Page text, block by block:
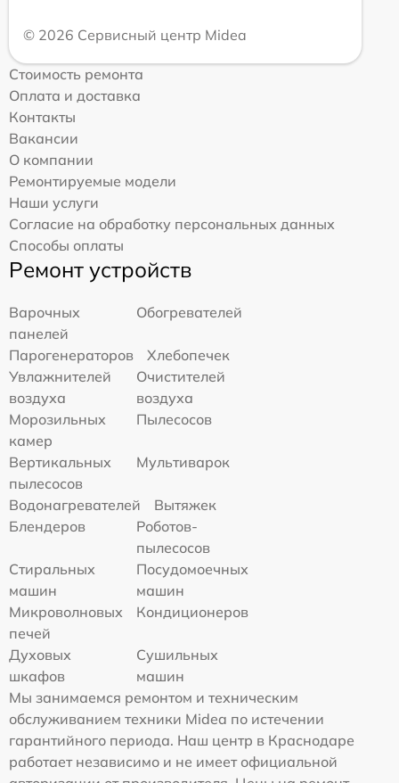
© 2026 Сервисный центр Midea
Стоимость ремонта
Оплата и доставка
Контакты
Вакансии
О компании
Ремонтируемые модели
Наши услуги
Согласие на обработку персональных данных
Способы оплаты
Ремонт устройств
Варочных
панелей
Обогревателей
Парогенераторов
Хлебопечек
Увлажнителей
воздуха
Очистителей
воздуха
Морозильных
камер
Пылесосов
Вертикальных
пылесосов
Мультиварок
Водонагревателей
Вытяжек
Блендеров
Роботов-
пылесосов
Стиральных
машин
Посудомоечных
машин
Микроволновых
печей
Кондиционеров
Духовых
шкафов
Сушильных
машин
Мы занимаемся ремонтом и техническим
обслуживанием техники Midea по истечении
гарантийного периода. Наш центр в Краснодаре
работает независимо и не имеет официальной